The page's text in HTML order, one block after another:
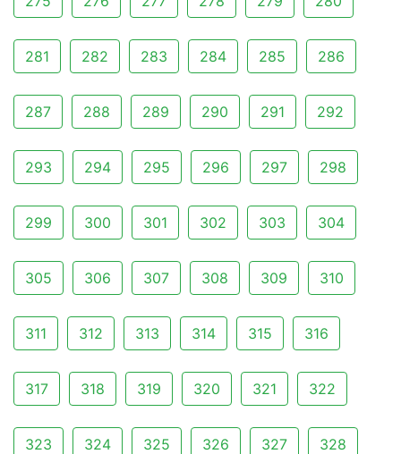
281 282 283 284 285 286
287 288 289 290 291 292
293 294 295 296 297 298
299 300 301 302 303 304
305 306 307 308 309 310
311 312 313 314 315 316
317 318 319 320 321 322
323 324 325 326 327 328